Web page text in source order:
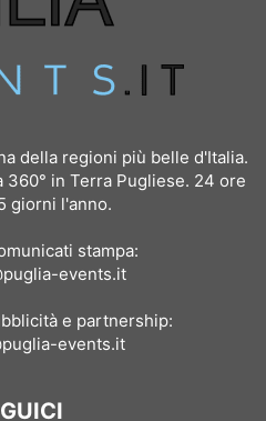
della regioni più belle d'Italia.
in Terra Pugliese. 24 ore
giorni l'anno.
stampa:
events.it
e partnership:
events.it